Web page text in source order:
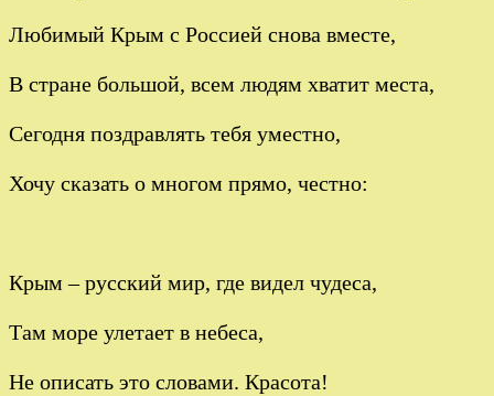
Любимый Крым с Россией снова вместе,
В стране большой, всем людям хватит места,
Сегодня поздравлять тебя уместно,
Хочу сказать о многом прямо, честно:
Крым – русский мир, где видел чудеса,
Там море улетает в небеса,
Не описать это словами. Красота!